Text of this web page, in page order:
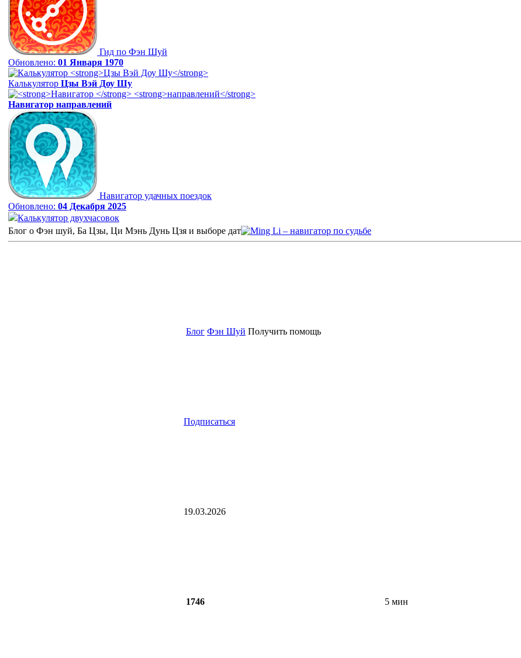
Гид по Фэн Шуй
Обновлено: 01 Января 1970
Калькулятор Цзы Вэй Доу Шу
Навигатор направлений
Навигатор удачных поездок
Обновлено: 04 Декабря 2025
Калькулятор двухчасовок
Блог о Фэн шуй, Ба Цзы, Ци Мэнь Дунь Цзя и выборе дат
Блог Фэн Шуй Получить помощь
Подписаться
19.03.2026
1746 5 мин